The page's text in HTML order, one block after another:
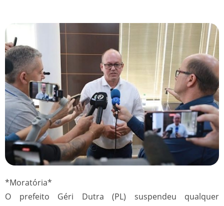
*Moratória*
O prefeito Géri Dutra (PL) suspendeu qualquer